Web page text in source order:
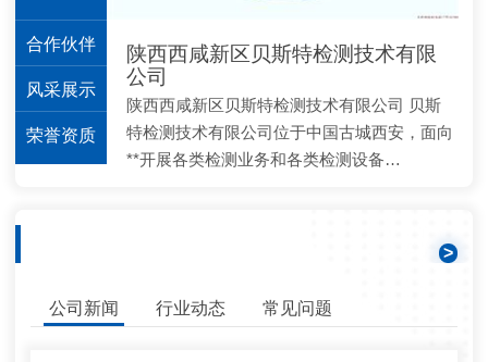
合作伙伴
风采展示
荣誉资质
陕西西咸新区贝斯特检测技术有限
公司
陕西西咸新区贝斯特检测技术有限公司 贝斯
特检测技术有限公司位于中国古城西安，面向
**开展各类检测业务和各类检测设备…
>
公司新闻 行业动态 常见问题